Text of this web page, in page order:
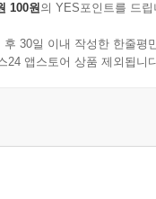
100원의 YES포인트를 드립
30일 이내 작성한 한줄평
24 앱스토어 상품 제외됩니